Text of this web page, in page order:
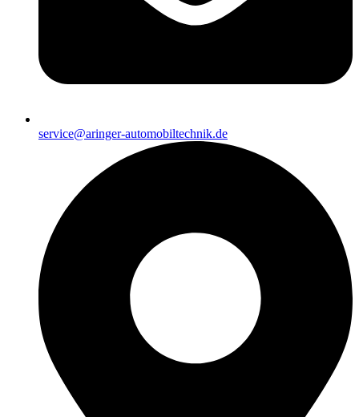
service@aringer-automobiltechnik.de